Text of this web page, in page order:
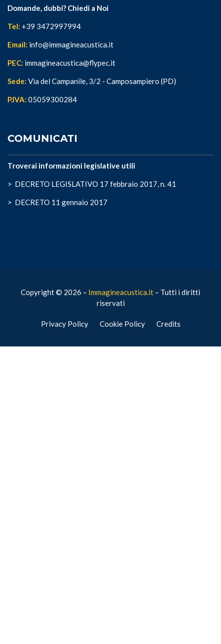
Domande, dubbi? Chiedi a Noi
Tel: +39 3472997994
Email: info@immagineacustica.it
PEC: immagineacustica@flypec.it
Sede: Via del Campanile, 3/2 - Camposampiero (PD)
P.IVA: 05059300284
COMUNICATI
Troverai informazioni legislative utili
> DECRETO LEGISLATIVO 17 febbraio 2017, n. 41
> DECRETO 11 gennaio 2017
Copyright © 2026 – Immagineacustica.it – Tutti i diritti
riservati
Privacy Policy Cookie Policy Credits